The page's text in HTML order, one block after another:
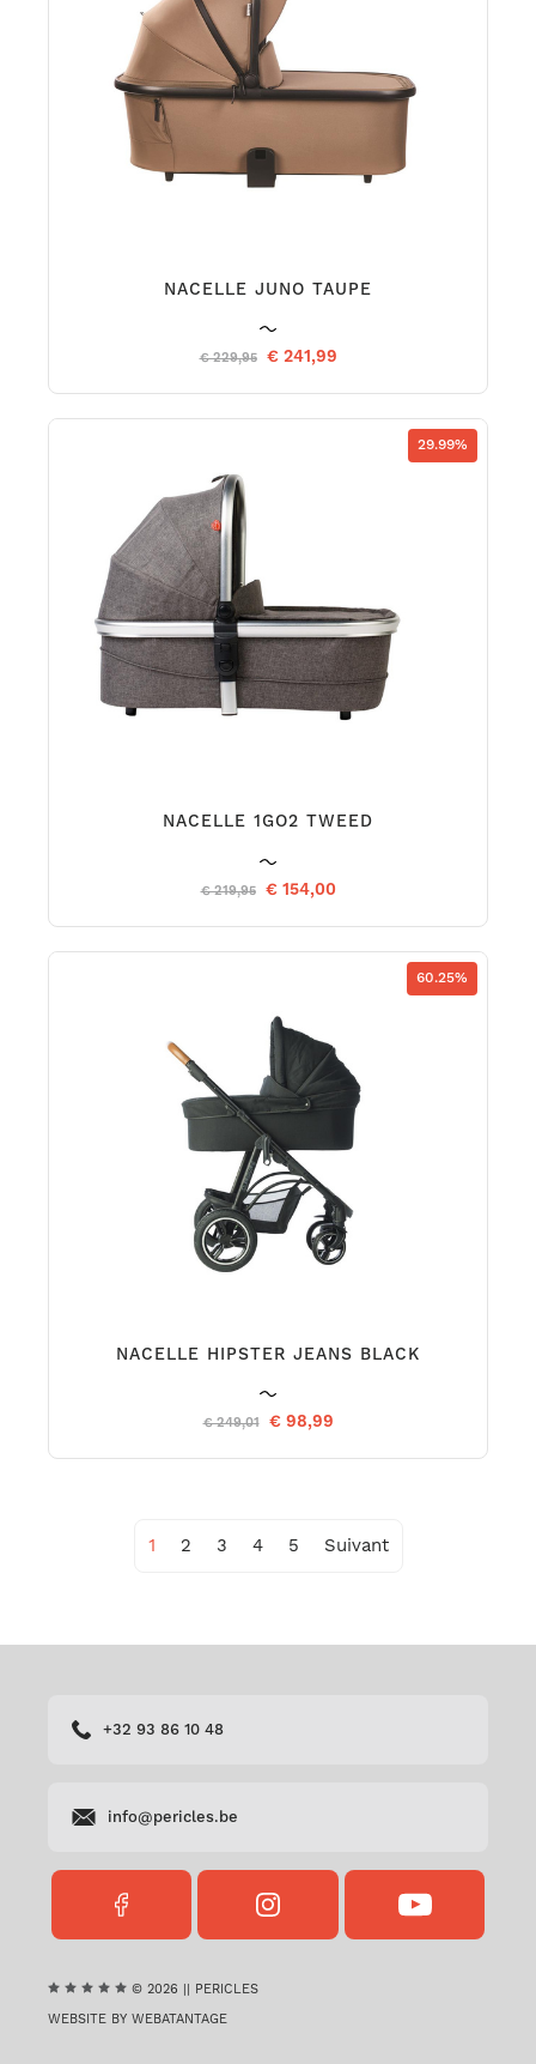
NACELLE JUNO TAUPE
€ 229,95 € 241,99
29.99%
NACELLE 1GO2 TWEED
€ 219,95 € 154,00
60.25%
NACELLE HIPSTER JEANS BLACK
€ 249,01 € 98,99
1 2 3 4 5 Suivant
+32 93 86 10 48
info@pericles.be
FACEBOOK
PERICLES
INSTAGRAM
PERICLES
YOUTUBE
PERICLES
© 2026 || PERICLES
WEBSITE BY WEBATANTAGE